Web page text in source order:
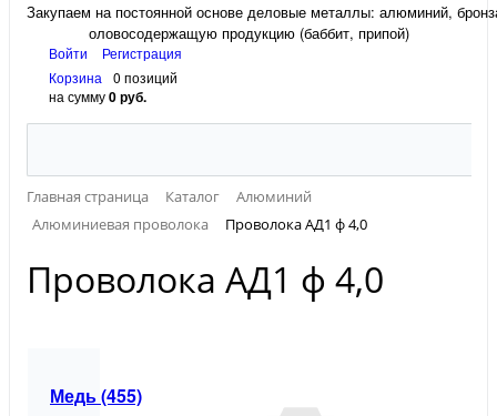
Закупаем на постоянной основе деловые металлы: алюминий,
оловосодержащую продукцию (баббит, припой)
Войти
Регистрация
Корзина
0 позиций
на сумму0 руб.
Главная страница Каталог
Алюминий
Алюминиевая проволока
Проволока АД1 ф 4,0
Проволока АД1 ф 4,0
Медь (455)